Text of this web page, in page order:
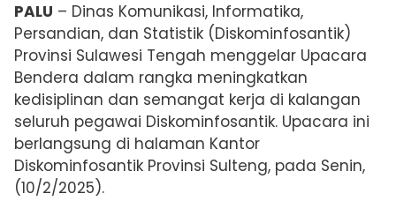
PALU – Dinas Komunikasi, Informatika,
Persandian, dan Statistik (Diskominfosantik)
Provinsi Sulawesi Tengah menggelar Upacara
Bendera dalam rangka meningkatkan
kedisiplinan dan semangat kerja di kalangan
seluruh pegawai Diskominfosantik. Upacara ini
berlangsung di halaman Kantor
Diskominfosantik Provinsi Sulteng, pada Senin,
(10/2/2025).